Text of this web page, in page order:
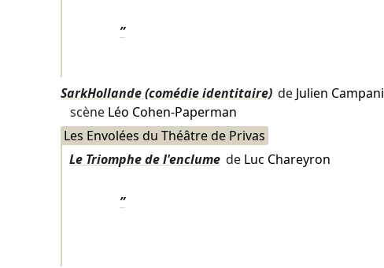
”
SarkHollande (comédie identitaire) de Julien Campani
scène Léo Cohen-Paperman
Les Envolées du Théâtre de Privas
Le Triomphe de l'enclume de Luc Chareyron
”